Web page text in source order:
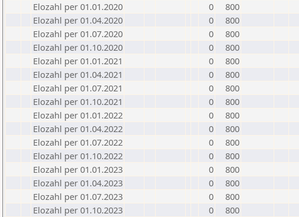
Elozahl per 01.01.2020
0
800
Elozahl per 01.04.2020
0
800
Elozahl per 01.07.2020
0
800
Elozahl per 01.10.2020
0
800
Elozahl per 01.01.2021
0
800
Elozahl per 01.04.2021
0
800
Elozahl per 01.07.2021
0
800
Elozahl per 01.10.2021
0
800
Elozahl per 01.01.2022
0
800
Elozahl per 01.04.2022
0
800
Elozahl per 01.07.2022
0
800
Elozahl per 01.10.2022
0
800
Elozahl per 01.01.2023
0
800
Elozahl per 01.04.2023
0
800
Elozahl per 01.07.2023
0
800
Elozahl per 01.10.2023
0
800